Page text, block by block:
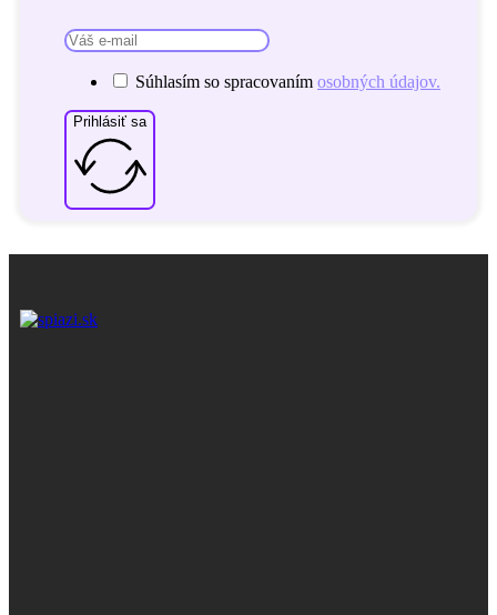
Súhlasím so spracovaním osobných údajov.
Prihlásiť sa